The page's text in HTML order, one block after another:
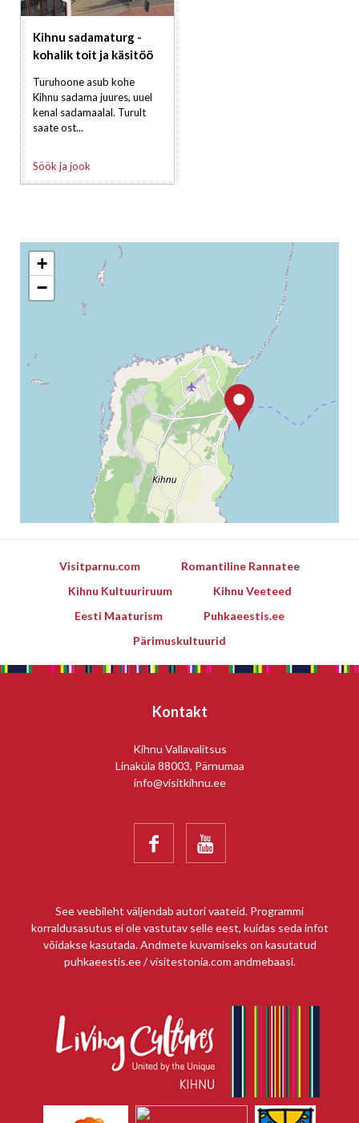
Kihnu sadamaturg -
kohalik toit ja käsitöö
Turuhoone asub kohe
Kihnu sadama juures, uuel
kenal sadamaalal. Turult
saate ost...
Söök ja jook
+
−
Visitparnu.com
Romantiline Rannatee
Kihnu Kultuuriruum
Kihnu Veeteed
Eesti Maaturism
Puhkaeestis.ee
Pärimuskultuurid
Kontakt
Kihnu Vallavalitsus
Linaküla 88003, Pärnumaa
info@visitkihnu.ee
 
See veebileht väljendab autori vaateid. Programmi
korraldusasutus ei ole vastutav selle eest, kuidas seda infot
võidakse kasutada. Andmete kuvamiseks on kasutatud
puhkaeestis.ee / visitestonia.com andmebaasi.